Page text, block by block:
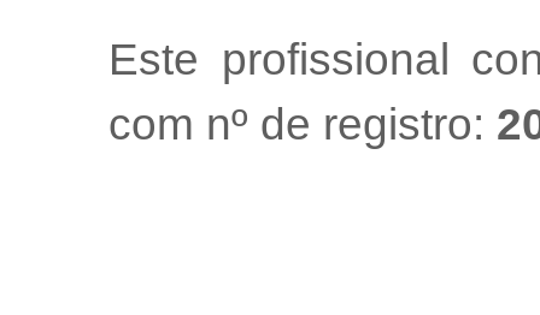
Este profissional
com nº de registro: